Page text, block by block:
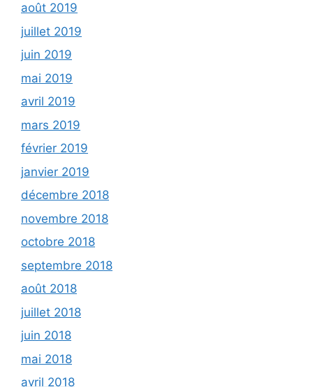
août 2019
juillet 2019
juin 2019
mai 2019
avril 2019
mars 2019
février 2019
janvier 2019
décembre 2018
novembre 2018
octobre 2018
septembre 2018
août 2018
juillet 2018
juin 2018
mai 2018
avril 2018